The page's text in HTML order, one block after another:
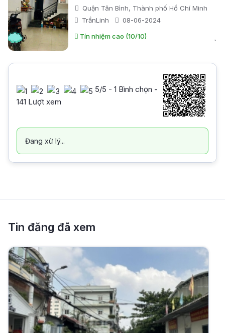
Quận Tân Bình, Thành phố Hồ Chí Minh
TrầnLinh
08-06-2024
Tín nhiệm cao (10/10)
5/5 - 1 Bình chọn -
141 Lượt xem
Đang xử lý...
Tin đăng đã xem